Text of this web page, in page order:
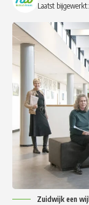
Laatst bijgewerkt:
Zuidwijk een